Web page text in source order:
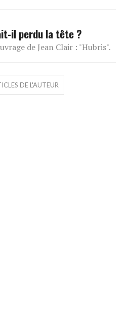
il perdu la tête ?
de Jean Clair : "Hubris".
DE L'AUTEUR